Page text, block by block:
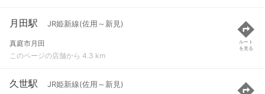
月田駅 JR姫新線(佐用～新見)
真庭市月田
このページの店舗から 4.3 km
ルート
を見る
久世駅 JR姫新線(佐用～新見)